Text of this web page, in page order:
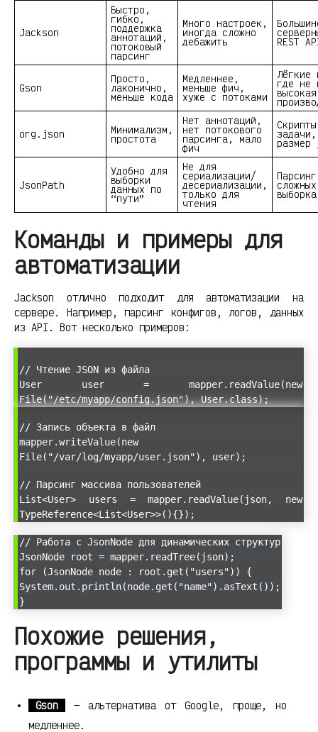
Jackson
Быстро,
гибко,
поддержка
аннотаций,
потоковый
парсинг
Много настроек,
иногда сложно
дебажить REST
Gson
Просто,
лаконично,
меньше кода
Медленнее,
меньше фич,
хуже с потоками
Лёгкие
где не
высокая
org.json Минимализм,
простота
Нет аннотаций,
нет потокового
парсинга, мало
фич
JsonPath
Удобно для
выборки
данных по
“пути”
Не для
сериализации/
десериализации,
только для
чтения
Команды и примеры для
автоматизации
Jackson отлично подходит для автоматизации на
сервере. Например, парсинг конфигов, логов, данных
из API. Вот несколько примеров:
// Чтение JSON из файла
User user = mapper.readValue(new
File("/etc/myapp/config.json"), User.class);
// Запись объекта в файл
mapper.writeValue(new
File("/var/log/myapp/user.json"), user);
// Парсинг массива пользователей
List<User> users = mapper.readValue(json, new
TypeReference<List<User>>(){});
// Работа с JsonNode для динамических структур
JsonNode root = mapper.readTree(json);
for (JsonNode node : root.get("users")) {
System.out.println(node.get("name").asText());
}
Похожие решения,
программы и утилиты
Gson
— альтернатива от Google, проще, но
медленнее.